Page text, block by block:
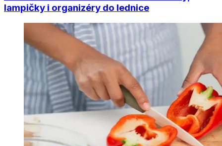
lampičky i organizéry do lednice